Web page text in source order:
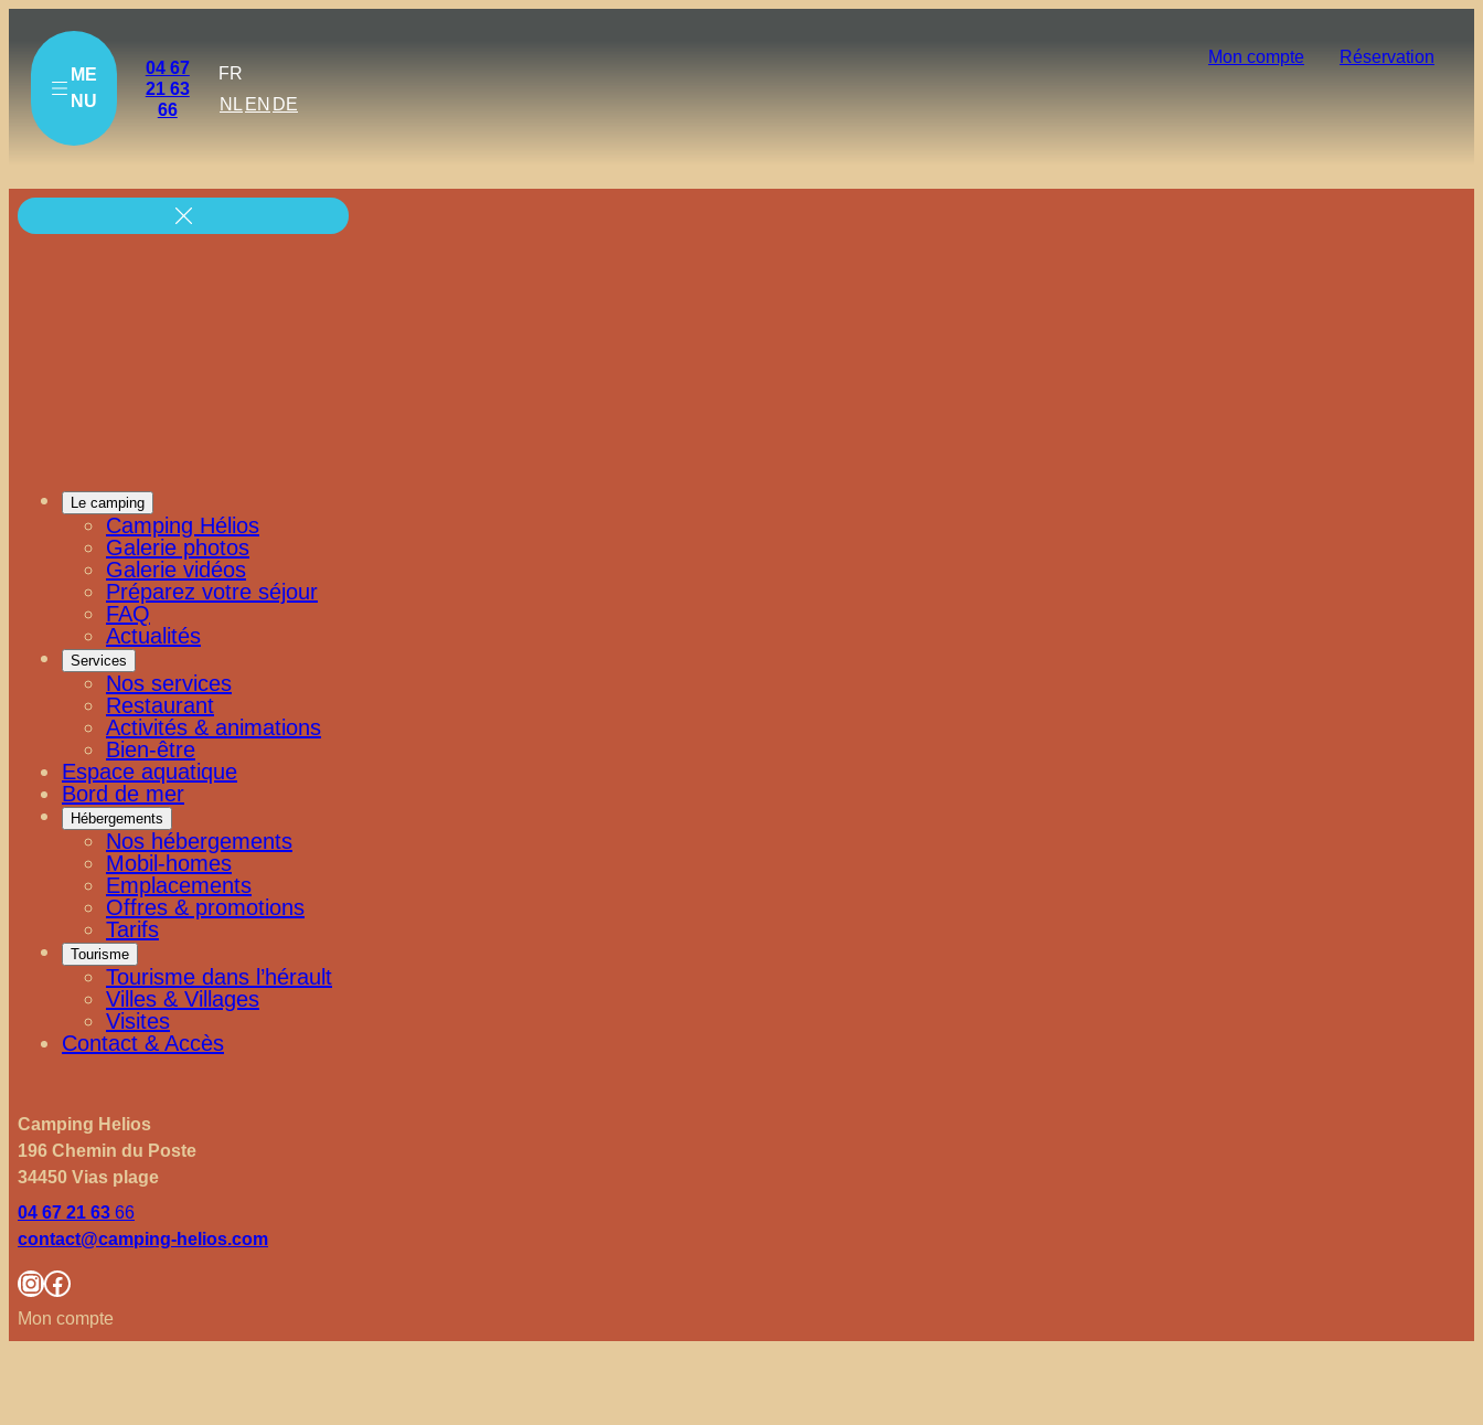
ME
NU
04 67
21 63
66
FR
NL EN DE
Mon compte Réservation
Le camping
Camping Hélios
Galerie photos
Galerie vidéos
Préparez votre séjour
FAQ
Actualités
Services
Nos services
Restaurant
Activités & animations
Bien-être
Espace aquatique
Bord de mer
Hébergements
Nos hébergements
Mobil-homes
Emplacements
Offres & promotions
Tarifs
Tourisme
Tourisme dans l’hérault
Villes & Villages
Visites
Contact & Accès
Camping Helios
196 Chemin du Poste
34450 Vias plage
04 67 21 63 66
contact@camping-helios.com
Instagram
Facebook
Mon compte